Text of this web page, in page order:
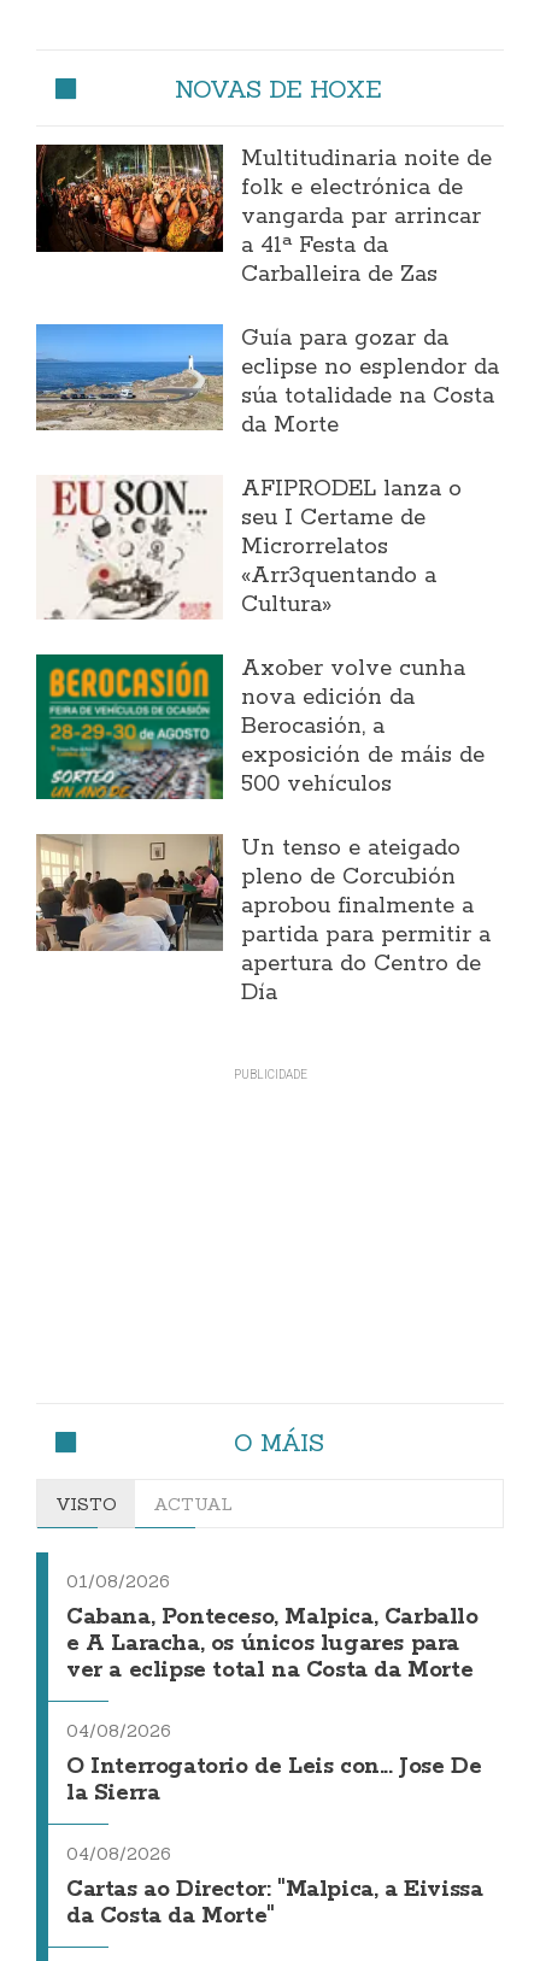
NOVAS DE HOXE
Multitudinaria noite de
folk e electrónica de
vangarda par arrincar
a 41ª Festa da
Carballeira de Zas
Guía para gozar da
eclipse no esplendor da
súa totalidade na Costa
da Morte
AFIPRODEL lanza o
seu I Certame de
Microrrelatos
«Arr3quentando a
Cultura»
Axober volve cunha
nova edición da
Berocasión, a
exposición de máis de
500 vehículos
Un tenso e ateigado
pleno de Corcubión
aprobou finalmente a
partida para permitir a
apertura do Centro de
Día
O MÁIS
VISTO ACTUAL
01/08/2026
Cabana, Ponteceso, Malpica, Carballo
e A Laracha, os únicos lugares para
ver a eclipse total na Costa da Morte
04/08/2026
O Interrogatorio de Leis con... Jose De
la Sierra
04/08/2026
Cartas ao Director: "Malpica, a Eivissa
da Costa da Morte"